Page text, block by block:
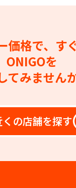
価格で、す
ONIGOを
てみません
の店舗を探す